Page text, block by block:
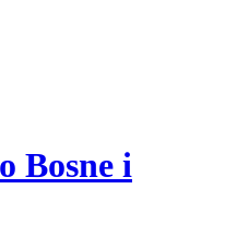
Bosne i